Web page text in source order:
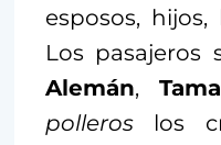
esposos,
Los pasajeros
Alemán,
polleros los